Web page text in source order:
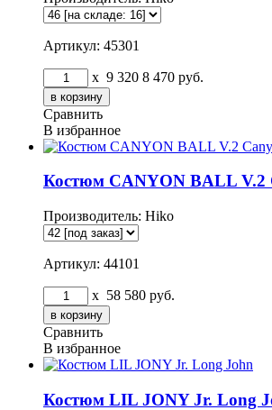
Артикул: 45301
x 9 320 8 470 руб.
Сравнить
В избранное
Костюм CANYON BALL V.2
Производитель: Hiko
Артикул: 44101
x 58 580 руб.
Сравнить
В избранное
Костюм LIL JONY Jr. Long